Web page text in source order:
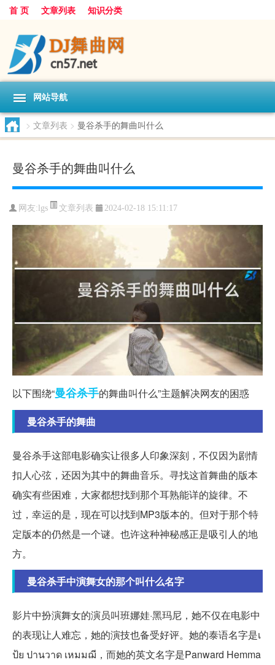
首 页 文章列表 知识分类
网站导航
> 文章列表 > 曼谷杀手的舞曲叫什么
曼谷杀手的舞曲叫什么
网友: lgs 文章列表 2024-02-18 15:11:17
以下围绕“曼谷杀手的舞曲叫什么”主题解决网友的困惑
曼谷杀手的舞曲
曼谷杀手这部电影确实让很多人印象深刻，不仅因为剧情
扣人心弦，还因为其中的舞曲音乐。寻找这首舞曲的版本
确实有些困难，大家都想找到那个耳熟能详的旋律。不
过，幸运的是，现在可以找到MP3版本的。但对于那个特
定版本的仍然是一个谜。也许这种神秘感正是吸引人的地
方。
曼谷杀手中演舞女的那个叫什么名字
影片中扮演舞女的演员叫班娜娃·黑玛尼，她不仅在电影中
的表现让人难忘，她的演技也备受好评。她的泰语名字是เ
ป้ย ปานวาด เหมมฌี，而她的英文名字是Panward Hemma